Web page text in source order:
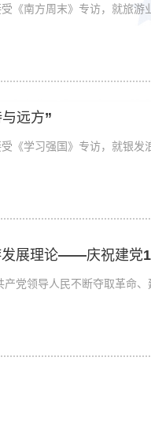
《南方周末》专访，就旅
远方”
《学习强国》专访，就银
展理论——庆祝建党